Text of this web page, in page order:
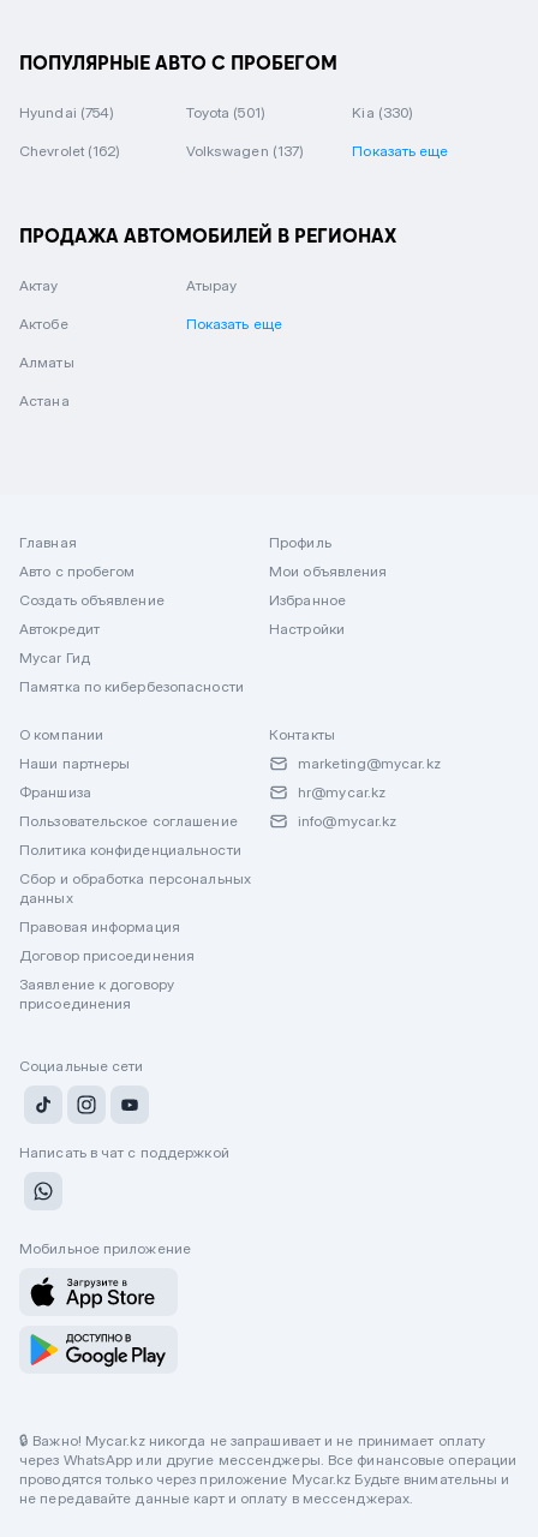
ПОПУЛЯРНЫЕ АВТО С ПРОБЕГОМ
Hyundai (754) Toyota (501) Kia (330)
Chevrolet (162) Volkswagen (137) Показать еще
ПРОДАЖА АВТОМОБИЛЕЙ В РЕГИОНАХ
Актау
Актобе
Алматы
Астана
Атырау
Показать еще
Главная
Авто с пробегом
Создать объявление
Автокредит
Mycar Гид
Памятка по кибербезопасности
Профиль
Мои объявления
Избранное
Настройки
О компании
Наши партнеры
Франшиза
Пользовательское соглашение
Политика конфиденциальности
Сбор и обработка персональных
данных
Правовая информация
Договор присоединения
Заявление к договору
присоединения
Контакты
marketing@mycar.kz
hr@mycar.kz
info@mycar.kz
Социальные сети
Написать в чат с поддержкой
Мобильное приложение
🔒 Важно! Mycar.kz никогда не запрашивает и не принимает оплату
через WhatsApp или другие мессенджеры. Все финансовые операции
проводятся только через приложение Mycar.kz Будьте внимательны и
не передавайте данные карт и оплату в мессенджерах.